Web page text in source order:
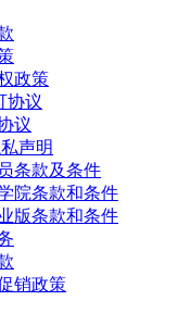
政策
协议
议
声明
条款及条件
院条款和条件
版条款和条件
销政策